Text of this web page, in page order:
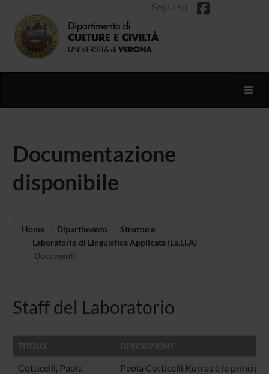
Segui su
Documentazione
disponibile
Home Dipartimento
Strutture
Laboratorio di Linguistica Applicata (La.Li.A)
Documenti
Staff del Laboratorio
TITOLO DESCRIZIONE
Cotticelli, Paola Paola Cotticelli Kurras è la